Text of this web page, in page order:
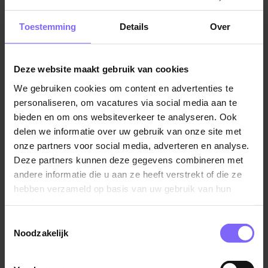
Toestemming Details Over
Deze website maakt gebruik van cookies
We gebruiken cookies om content en advertenties te
personaliseren, om vacatures via social media aan te
bieden en om ons websiteverkeer te analyseren. Ook
delen we informatie over uw gebruik van onze site met
onze partners voor social media, adverteren en analyse.
Deze partners kunnen deze gegevens combineren met
andere informatie die u aan ze heeft verstrekt of die ze
hebben verzameld op basis van uw gebruik van hun
Noodzakelijk
Vul hier je Skillsprofiel in
voor de ideale
vacaturematch!
Skillsprofiel